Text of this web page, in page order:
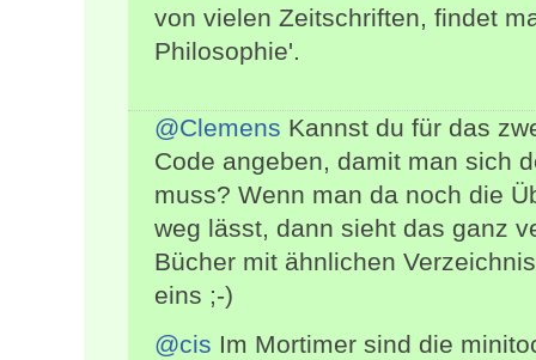
von vielen Zeitschriften, findet
Philosophie'.
@Clemens Kannst du für das
Code angeben, damit man sich
muss? Wenn man da noch die
weg lässt, dann sieht das ganz
Bücher mit ähnlichen
eins ;-)
@cis Im Mortimer sind die